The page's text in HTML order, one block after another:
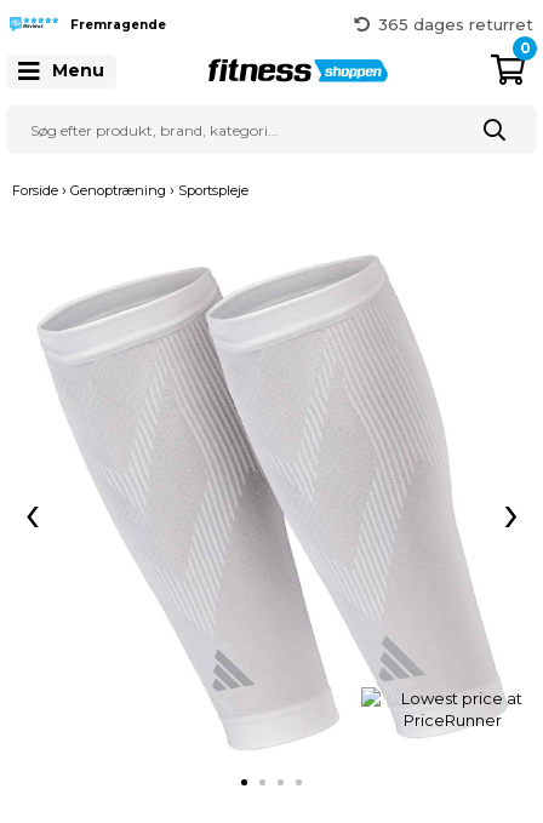
365 dages returret
Gratis fragt over 999 kr.
41 128 128
Fremragende
Menu
0
Forside › Genoptræning › Sportspleje
‹ ›